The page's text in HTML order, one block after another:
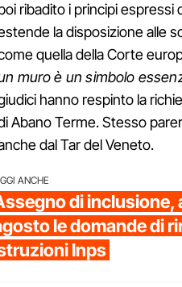
ribadito i principi espressi
la disposizione alle
quella della Corte
muro è un simbolo
hanno respinto la
Abano Terme. Stesso
dal Tar del Veneto.
ANCHE
di inclusione,
le domande di
Inps